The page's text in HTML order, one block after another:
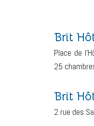
Brit
Place de
25
Brit
2 rue des